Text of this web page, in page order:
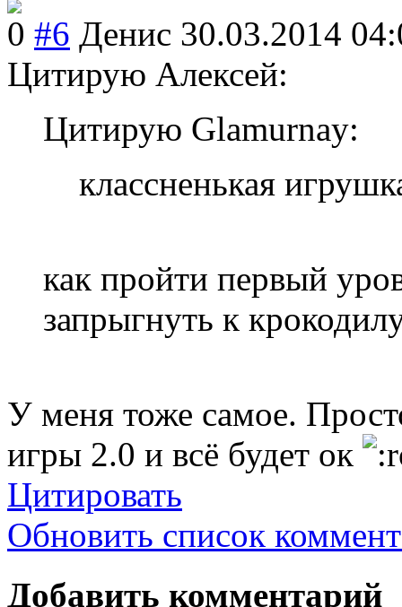
0 #6 Денис 30.03.2014
Цитирую Алексей:
Цитирую Glamurnay:
классненькая
как пройти первый
запрыгнуть к
У меня тоже самое.
игры 2.0 и всё будет ок
Цитировать
Обновить список
Добавить комментарий